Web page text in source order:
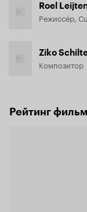
Roel
Режиссёр,
Ziko
Композитор
Рейтинг